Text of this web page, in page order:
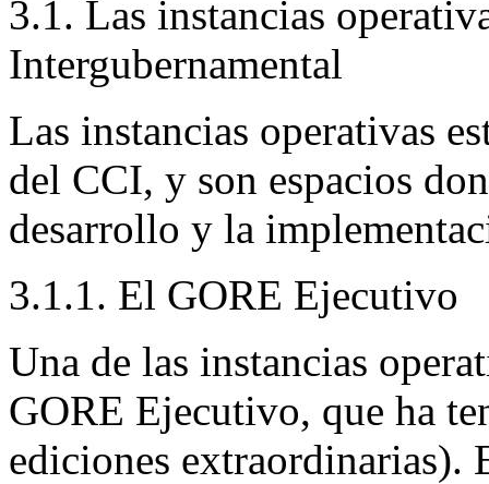
3.1. Las instancias
Intergubernamental
Las instancias operativas
del CCI, y son espacios
desarrollo y la
3.1.1. El GORE Ejecutivo
Una de las instancias
GORE Ejecutivo, que ha
ediciones extraordinarias).